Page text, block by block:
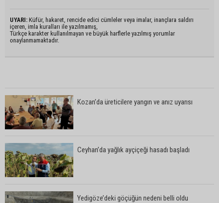
UYARI: Küfür, hakaret, rencide edici cümleler veya imalar, inançlara saldırı
içeren, imla kuralları ile yazılmamış,
Türkçe karakter kullanılmayan ve büyük harflerle yazılmış yorumlar
onaylanmamaktadır.
Kozan’da üreticilere yangın ve anız uyarısı
Ceyhan’da yağlık ayçiçeği hasadı başladı
Yedigöze’deki göçüğün nedeni belli oldu